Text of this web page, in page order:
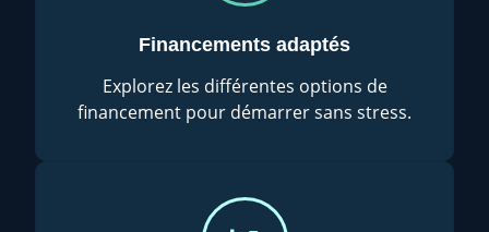
Financements adaptés
Explorez les différentes options de
financement pour démarrer sans stress.